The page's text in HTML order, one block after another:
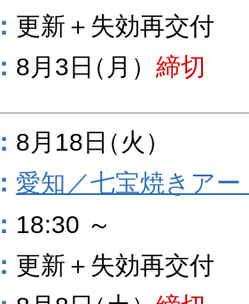
更新＋失効再交付
8月3日（月） 締切
8月18日（火）
愛知／七宝焼きア
18:30 ～
更新＋失効再交付